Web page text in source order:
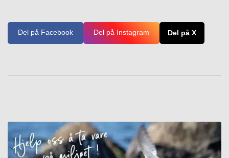
Del på Facebook Del på Instagram Del på X